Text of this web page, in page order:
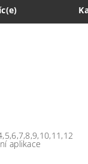
aplikace